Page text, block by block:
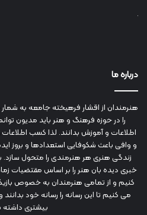
درباره ما
هنرمندان از اقشار فرهیخته جامعه به
را در حوزه فرهنگ و هنر باید مدیون
اطلاعات و آموزش بدانند. لذا کسب
و وافی باعث شکوفایی استعدادها و بروز
زندگی هنری هر هنرمندی را متحول سازد.
خبری دیده بان هنر را بر اساس مقتضیات
کنیم و از تمامی هنرمندان به خصوص
می کنیم تا این رسانه را رسانه خود
بیشتری داشته